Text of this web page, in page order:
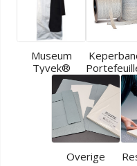
Museum
Tyvek®
Overige